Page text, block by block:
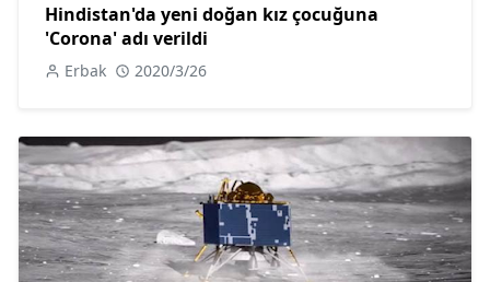
Hindistan'da yeni doğan kız çocuğuna
'Corona' adı verildi
Erbak 2020/3/26